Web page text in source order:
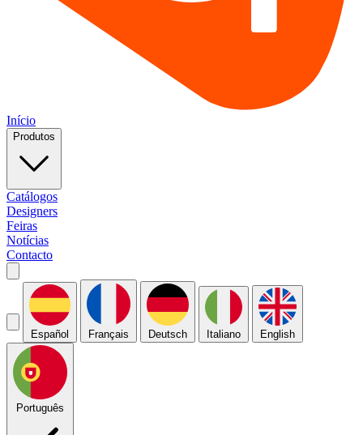
Início
Produtos
Catálogos
Designers
Feiras
Notícias
Contacto
Español Français Deutsch Italiano English
Português